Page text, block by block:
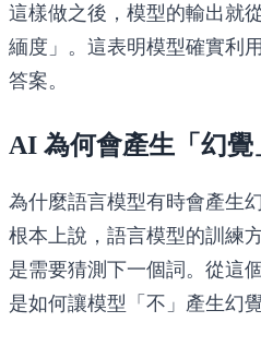
這樣做之後，模型的輸出就
緬度」。這表明模型確實利
答案。
AI 為何會產生「幻覺
為什麼語言模型有時會產生
根本上說，語言模型的訓練
是需要猜測下一個詞。從這
是如何讓模型「不」產生幻覺